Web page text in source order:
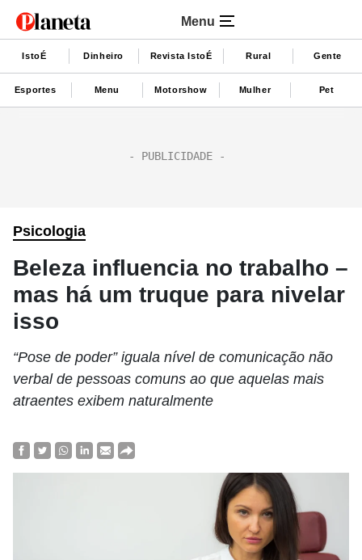
Menu
IstoÉ Dinheiro Revista IstoÉ Rural Gente
Esportes Menu Motorshow Mulher Pet
Psicologia
Beleza influencia no trabalho –
mas há um truque para nivelar
isso
“Pose de poder” iguala nível de comunicação não
verbal de pessoas comuns ao que aquelas mais
atraentes exibem naturalmente